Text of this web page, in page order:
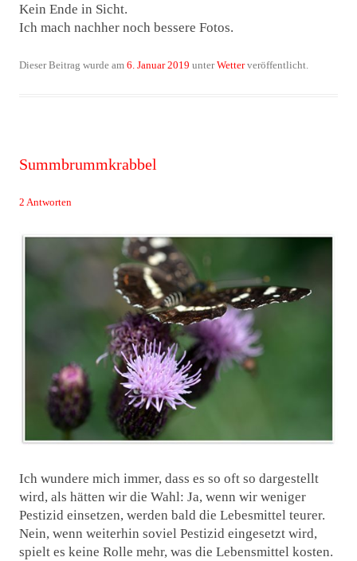
Kein Ende in Sicht.
Ich mach nachher noch bessere Fotos.
Dieser Beitrag wurde am 6. Januar 2019 unterWetterveröffentlicht.
Summbrummkrabbel
2 Antworten
Ich wundere mich immer, dass es so oft so dargestellt
wird, als hätten wir die Wahl: Ja, wenn wir weniger
Pestizid einsetzen, werden bald die Lebesmittel teurer.
Nein, wenn weiterhin soviel Pestizid eingesetzt wird,
spielt es keine Rolle mehr, was die Lebensmittel kosten.